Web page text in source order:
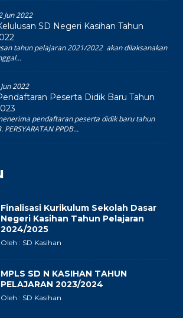
Jun 2022
SD Negeri Kasihan Tahun
tahun pelajaran 2021/2022 akan dilaksanakan
2022
Peserta Didik Baru Tahun
pendaftaran peserta didik baru tahun
PPDB...
Finalisasi Kurikulum Sekolah Dasar
Negeri Kasihan Tahun Pelajaran
2024/2025
Oleh : SD Kasihan
MPLS SD N KASIHAN TAHUN
PELAJARAN 2023/2024
Oleh : SD Kasihan